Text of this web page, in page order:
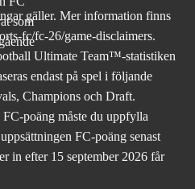
gäller. Merinformation finns
fc/fc-26/game-disclaimers.
Ultimate Team™-statistiken
endast på spel i följande
Champions och Draft.
poäng måste du uppfylla
FC-poäng senast
in efter 15 september 2026 får